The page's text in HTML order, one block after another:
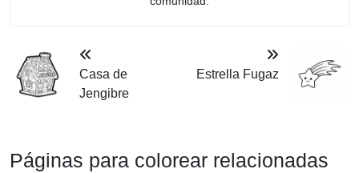
Casa de
Jengibre
Estrella Fugaz
Páginas para colorear relacionadas